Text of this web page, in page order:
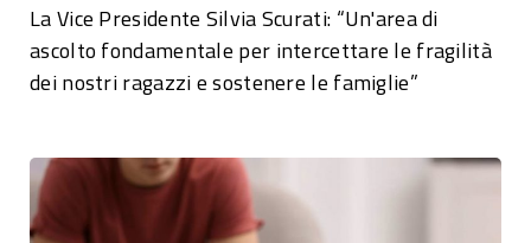
La Vice Presidente Silvia Scurati: “Un'area di
ascolto fondamentale per intercettare le fragilità
dei nostri ragazzi e sostenere le famiglie”